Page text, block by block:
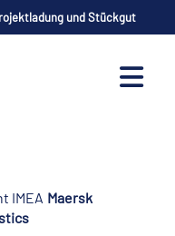
und Stückgut
IMEA Maersk